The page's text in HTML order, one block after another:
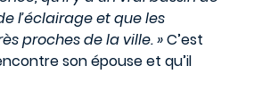
l’éclairage et que les
proches de la ville. »C’est
son épouse et qu’il